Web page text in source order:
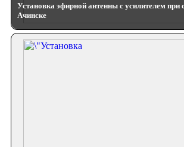
Установка эфирной антенны с усилителем при
Ачинске